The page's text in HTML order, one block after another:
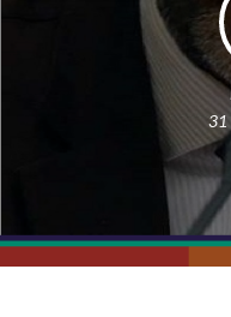
31